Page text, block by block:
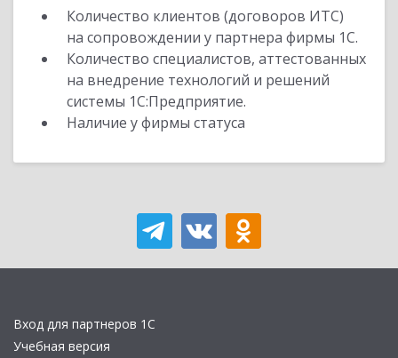
Количество клиентов (договоров ИТС)
на сопровождении у партнера фирмы 1С.
Количество специалистов, аттестованных
на внедрение технологий и решений
системы 1С:Предприятие.
Наличие у фирмы статуса
Вход для партнеров 1С
Учебная версия